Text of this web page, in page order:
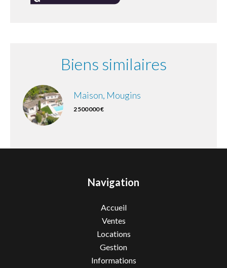
Biens similaires
Maison, Mougins
2 500 000 €
Navigation
Accueil
Ventes
Locations
Gestion
Informations